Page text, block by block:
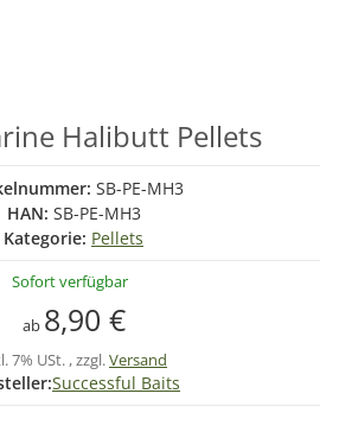
Halibutt Pellets
SB-PE-MH3
HAN: SB-PE-MH3
Kategorie: Pellets
Sofort verfügbar
ab 8,90 €
7% USt. , zzgl.Versand
Successful Baits